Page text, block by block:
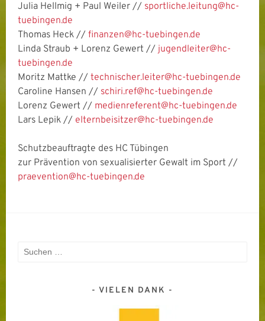
Julia Hellmig + Paul Weiler // sportliche.leitung@hc-
tuebingen.de
Thomas Heck //finanzen@hc-tuebingen.de
Linda Straub + Lorenz Gewert // jugendleiter@hc-
tuebingen.de
Moritz Mattke //technischer.leiter@hc-tuebingen.de
Caroline Hansen // schiri.ref@hc-tuebingen.de
Lorenz Gewert // medienreferent@hc-tuebingen.de
Lars Lepik // elternbeisitzer@hc-tuebingen.de
⁠Schutzbeauftragte des HC Tübingen
zur Prävention von sexualisierter Gewalt im Sport //
praevention@hc-tuebingen.de
Suchen
VIELEN DANK